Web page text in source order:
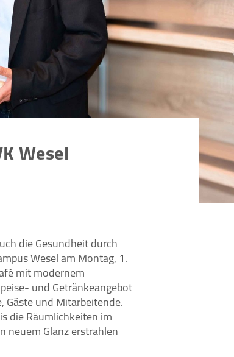
Wesel
die Gesundheit durch
Wesel am Montag, 1.
mit modernem
und Getränkeangebot
Gäste und Mitarbeitende.
die Räumlichkeiten im
neuem Glanz erstrahlen